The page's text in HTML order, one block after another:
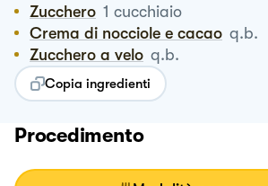
Zucchero 1 cucchiaio
Crema di nocciole e cacao q.b.
Zucchero a velo q.b.
Copia ingredienti
Procedimento